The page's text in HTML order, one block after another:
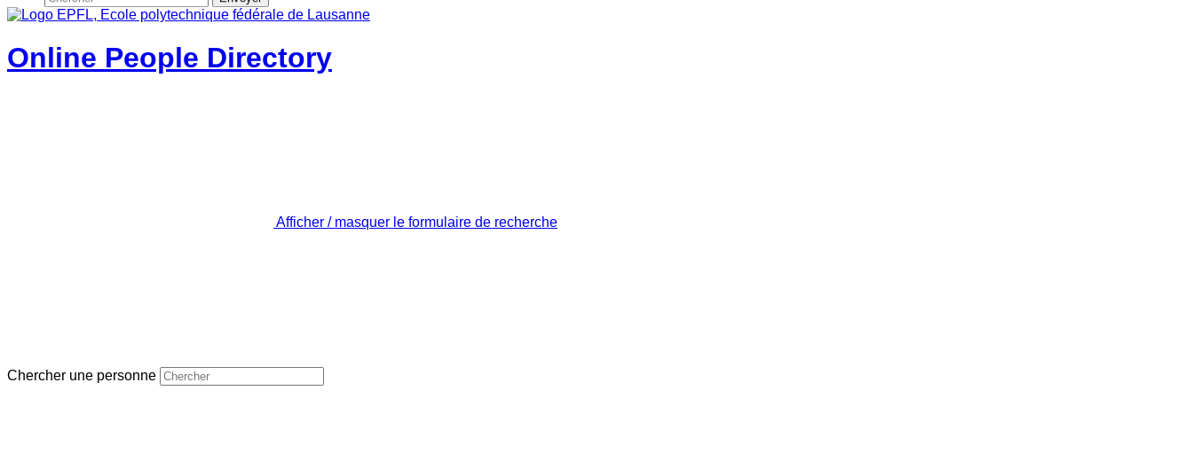
Online People Directory
Afficher / masquer le formulaire de recherche
Chercher une personne